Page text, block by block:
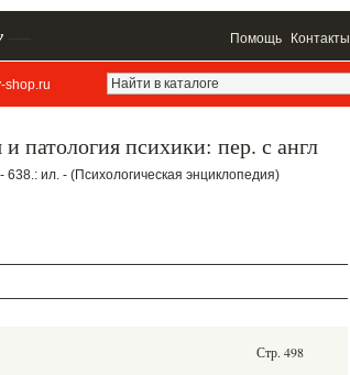
Помощь Контакты
shop.ru
патология психики: пер. с англ
ил. - (Психологическая энциклопедия)
Стр. 498